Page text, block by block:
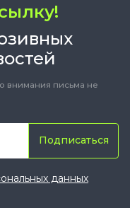
внимания письма не
Подписаться
данных